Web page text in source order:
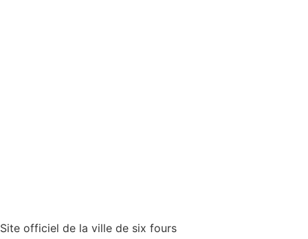
Site officiel de la ville de six fours